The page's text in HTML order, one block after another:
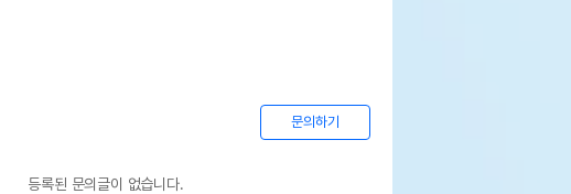
문의하기
등록된 문의글이 없습니다.